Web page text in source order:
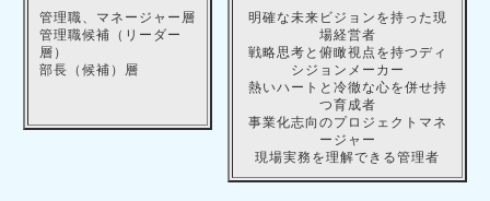
管理職、マネージャー層
管理職候補（リーダー
層）
部長（候補）層
明確な未来ビジョンを持った現
場経営者
戦略思考と俯瞰視点を持つディ
シジョンメーカー
熱いハートと冷徹な心を併せ持
つ育成者
事業化志向のプロジェクトマネ
ージャー
現場実務を理解できる管理者